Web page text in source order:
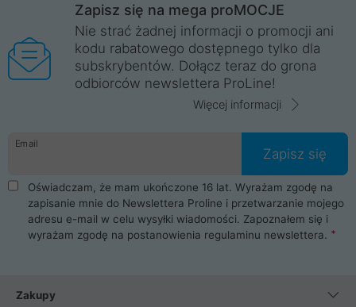
Wrocław, Poznań, Legnica, Katowice, Gliwice, Kalisz, Bytom,
Trzebnica, Opole. Szybka i profesjonalna obsługa!
ProLine to polska firma ze 100% polskim kapitałem. Działamy
legalnie i płacimy podatki w naszym kraju! Posiadamy siedzibę
główną w Mirkowie oraz salony na terenie kraju. Cała
komunikacja ze sklepem komputerowym ProLine jest
danych osobowych. Dlatego zakup notebooka albo laptopa w
ProLine to czysta przyjemność i pełne bezpieczeństwo.
Zaopatrzysz się u nas w akcesoria i części komputerowe
takie jak procesory, karty graficzne, płyty główne, pamięci,
dyski SSD, M.2 oraz HDD. Nasi pracownicy pomogą Ci wybrać
najlepszy zasilacz komputerowy oraz obudowę do komputera.
Poza komputerami mamy również najlepsze na rynku
Smartfony takich producentów jak Xiaomi, Apple, Samsung i
wentylatory. Na koniec mając już to wszystko, możesz
Zapisz się na mega proMOCJE
Nie strać żadnej informacji o promocji ani
kodu rabatowego dostępnego tylko dla
subskrybentów. Dołącz teraz do grona
odbiorców newslettera ProLine!
Więcej informacji
Email
Zapisz się
Oświadczam, że mam ukończone 16 lat. Wyrażam zgodę na
zapisanie mnie do Newslettera Proline i przetwarzanie mojego
adresu e-mail w celu wysyłki wiadomości. Zapoznałem się i
wyrażam zgodę na postanowienia regulaminu newslettera.
Zakupy